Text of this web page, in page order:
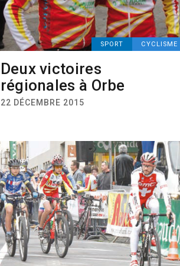
SPORT CYCLISME
Deux victoires
régionales à Orbe
22 DÉCEMBRE 2015